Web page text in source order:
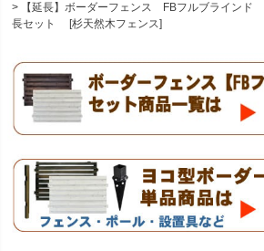
【延長】ボーダーフェンス FBフルブライン
長セット [杉天然木フェンス]